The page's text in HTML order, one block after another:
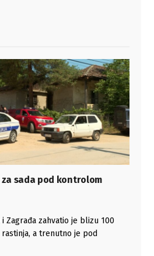
sada pod kontrolom
Zagrađa zahvatio je blizu 100
a trenutno je pod